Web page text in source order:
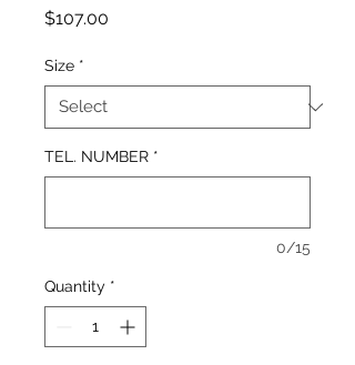
$107.00
Size *
TEL. NUMBER *
0/15
Quantity *